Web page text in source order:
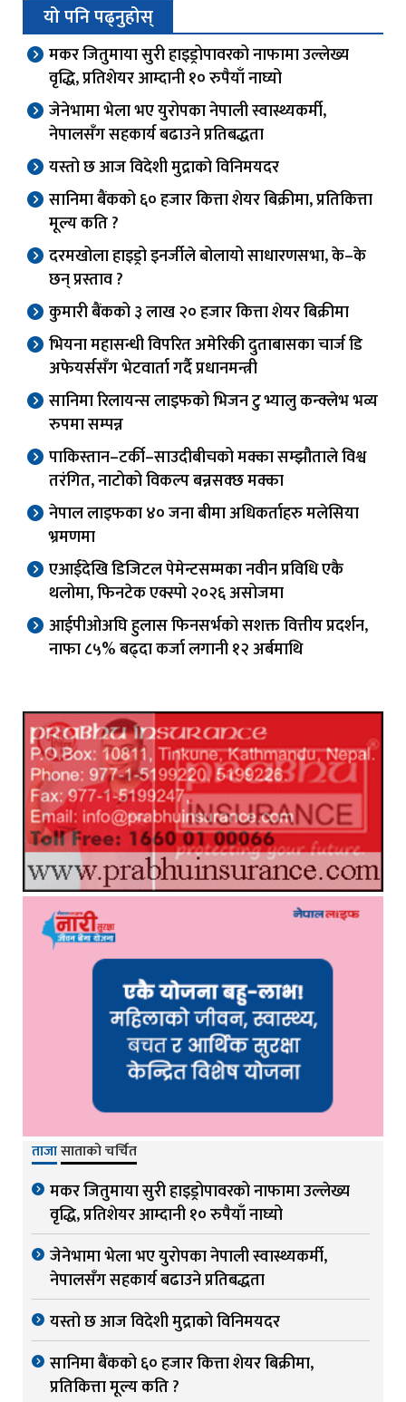
यो पनि पढ्नुहोस्
मकर जितुमाया सुरी हाइड्रोपावरको नाफामा उल्लेख्य
वृद्धि, प्रतिशेयर आम्दानी १० रुपैयाँ नाघ्यो
जेनेभामा भेला भए युरोपका नेपाली स्वास्थ्यकर्मी,
नेपालसँग सहकार्य बढाउने प्रतिबद्धता
यस्तो छ आज विदेशी मुद्राको विनिमयदर
सानिमा बैंकको ६० हजार कित्ता शेयर बिक्रीमा, प्रतिकित्ता
मूल्य कति ?
दरमखोला हाइड्रो इनर्जीले बोलायो साधारणसभा, के–के
छन् प्रस्ताव ?
कुमारी बैंकको ३ लाख २० हजार कित्ता शेयर बिक्रीमा
भियना महासन्धी विपरित अमेरिकी दुताबासका चार्ज डि
अफेयर्ससँग भेटवार्ता गर्दै प्रधानमन्त्री
सानिमा रिलायन्स लाइफको भिजन टु भ्यालु कन्क्लेभ भव्य
रुपमा सम्पन्न
पाकिस्तान–टर्की–साउदीबीचको मक्का सम्झौताले विश्व
तरंगित, नाटोको विकल्प बन्नसक्छ मक्का
नेपाल लाइफका ४० जना बीमा अधिकर्ताहरु मलेसिया
भ्रमणमा
एआईदेखि डिजिटल पेमेन्टसम्मका नवीन प्रविधि एकै
थलोमा, फिनटेक एक्स्पो २०२६ असोजमा
आईपीओअघि हुलास फिनसर्भको सशक्त वित्तीय प्रदर्शन,
नाफा ८५% बढ्दा कर्जा लगानी १२ अर्बमाथि
ताजासाताको चर्चित
मकर जितुमाया सुरी हाइड्रोपावरको नाफामा उल्लेख्य
वृद्धि, प्रतिशेयर आम्दानी १० रुपैयाँ नाघ्यो
जेनेभामा भेला भए युरोपका नेपाली स्वास्थ्यकर्मी,
नेपालसँग सहकार्य बढाउने प्रतिबद्धता
यस्तो छ आज विदेशी मुद्राको विनिमयदर
सानिमा बैंकको ६० हजार कित्ता शेयर बिक्रीमा,
प्रतिकित्ता मूल्य कति ?